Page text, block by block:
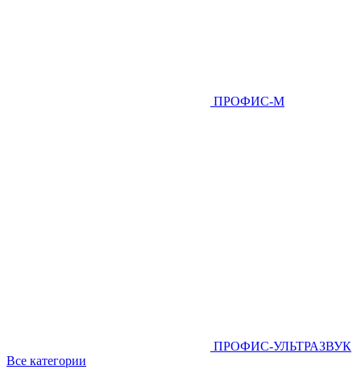
ПРОФИС-М
ПРОФИС-УЛЬТРАЗВУК
Все категории